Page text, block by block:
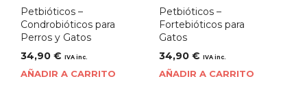
Petbióticos –
Condrobióticos para
Perros y Gatos
34,90 € IVA inc.
AÑADIR A CARRITO
Petbióticos –
Fortebióticos para
Gatos
34,90 € IVA inc.
AÑADIR A CARRITO